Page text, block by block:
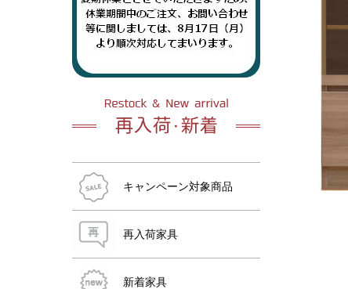
おすすめ商品
キャンペーン対象商品
再入荷家具
新着家具